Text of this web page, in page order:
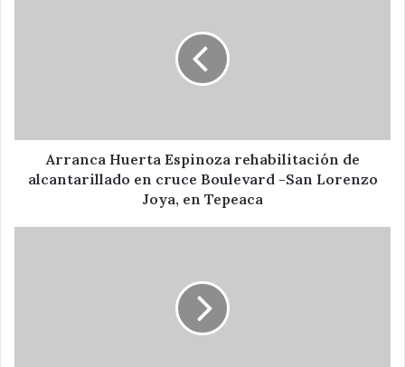
Boulevard
San
Arranca Huerta Espinoza rehabilitación de
alcantarillado en cruce Boulevard -San Lorenzo
Joya, en Tepeaca